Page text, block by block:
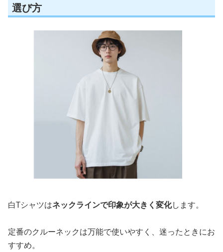
選び方
白Tシャツはネックラインで印象が大きく変化します。
定番のクルーネックは万能で使いやすく、迷ったときにお
すすめ。